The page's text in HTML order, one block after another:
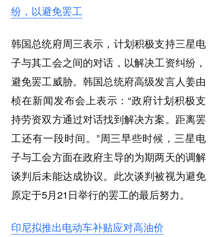
纷，以避免罢工
韩国总统府周三表示，计划积极支持三星电
子与其工会之间的对话，以解决工资纠纷，
避免罢工威胁。韩国总统府高级发言人姜由
桢在新闻发布会上表示：“政府计划积极支
持劳资双方通过对话找到解决方案。距离罢
工还有一段时间。”周三早些时候，三星电
子与工会方面在政府主导的为期两天的调解
谈判后未能达成协议。此次谈判被视为避免
原定于5月21日举行的罢工的最后努力。
印尼拟推出电动车补贴应对高油价